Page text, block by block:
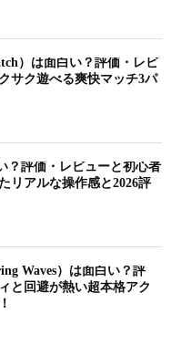
）は面白い？評価・レビ
サク遊べる爽快マッチ3パ
？評価・レビューと初心者
リアルな操作感と2026評
Waves）は面白い？評
と回避が熱い超本格アク